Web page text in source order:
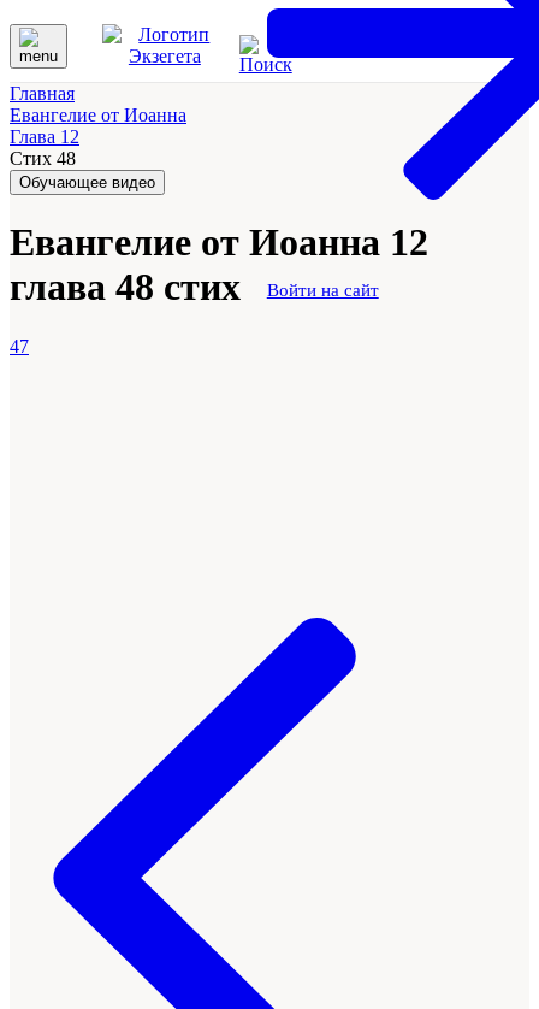
Войти на сайт
Главная
Евангелие от Иоанна
Глава 12
Стих 48
Обучающее видео
Евангелие от Иоанна 12
глава 48 стих
47